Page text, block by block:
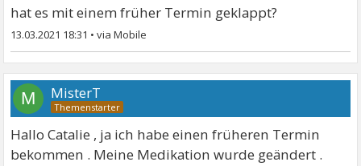
hat es mit einem früher Termin geklappt?
13.03.2021 18:31 •
M MisterT
Hallo Catalie , ja ich habe einen früheren Termin
bekommen . Meine Medikation wurde geändert .